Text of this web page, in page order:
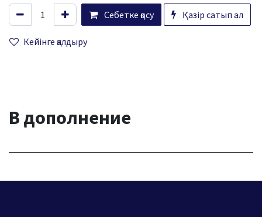
Себетке қосу Қазір сатып ал
Кейінге қалдыру
В дополнение